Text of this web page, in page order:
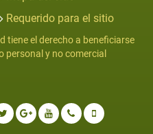
Requerido para el sitio
tiene el derecho a beneficiarse
personal y no comercial